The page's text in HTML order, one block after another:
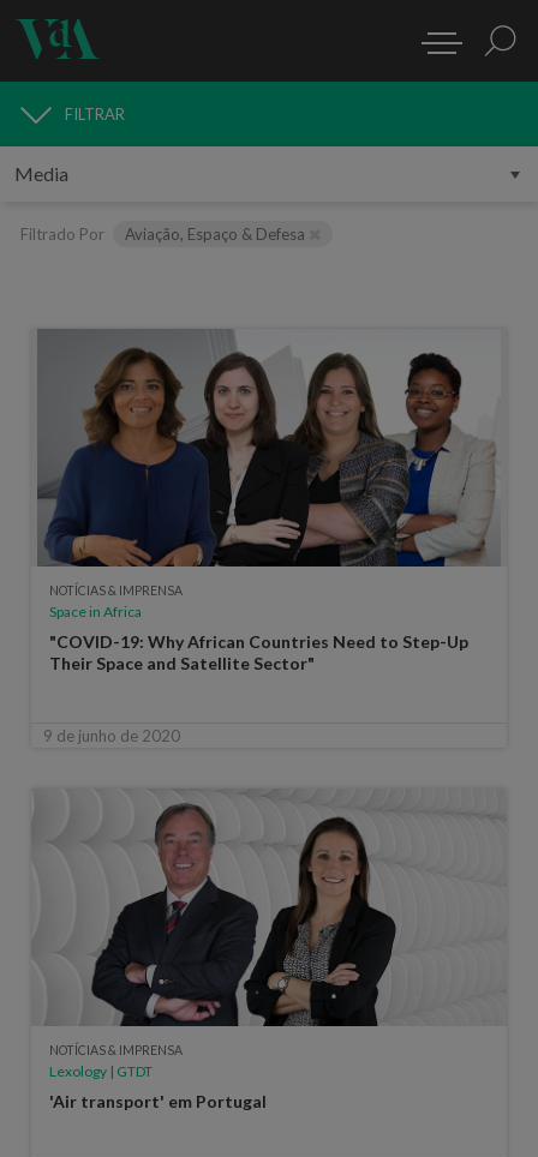
MEDIA
FILTRAR
Filtrado Por Aviação, Espaço & Defesa
NOTÍCIAS & IMPRENSA
Space in Africa
"COVID-19: Why African Countries Need to Step-Up
Their Space and Satellite Sector"
9 de junho de 2020
NOTÍCIAS & IMPRENSA
Lexology | GTDT
'Air transport' em Portugal